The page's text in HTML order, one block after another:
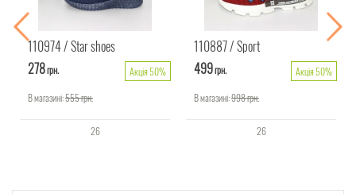
110974 Star shoes
278грн.
Акція 50%
В магазині:555грн.
26
110887 Sport
499грн.
Акція 50%
В магазині:998грн.
26